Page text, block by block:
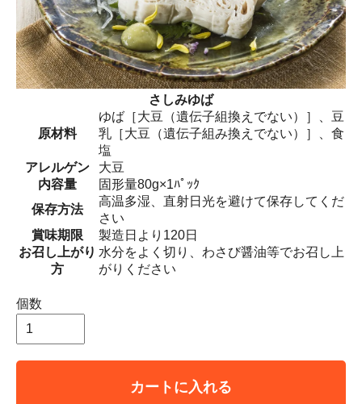
さしみゆば
原材料
ゆば［大豆（遺伝子組換えでない）］、豆
乳［大豆（遺伝子組み換えでない）］、食
塩
アレルゲン
大豆
内容量
固形量80g×1ﾊﾟｯｸ
保存方法
高温多湿、直射日光を避けて保存してくだ
さい
賞味期限
製造日より120日
お召し上がり
方
水分をよく切り、わさび醤油等でお召し上
がりください
個数
カートに入れる